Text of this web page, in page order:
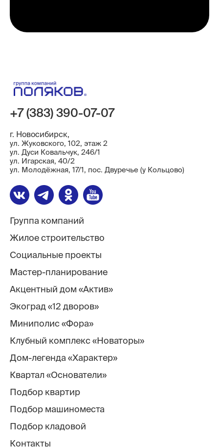
+7 (383) 390-07-07
г. Новосибирск,
ул. Жуковского, 102, этаж 2
ул. Дуси Ковальчук, 246/1
ул. ​Игарская, 40/2
ул. Молодёжная, 17/1, пос. Двуречье (у Кольцово)
Группа компаний
Жилое строительство
Социальные проекты
Мастер-планирование
Акцентный дом «Актив»
Экоград «12 дворов»
Миниполис «Фора»
Клубный комплекс «Новаторы»
Дом-легенда «Характер»
Квартал «Основатели»
Подбор квартир
Подбор машиноместа
Подбор кладовой
Контакты